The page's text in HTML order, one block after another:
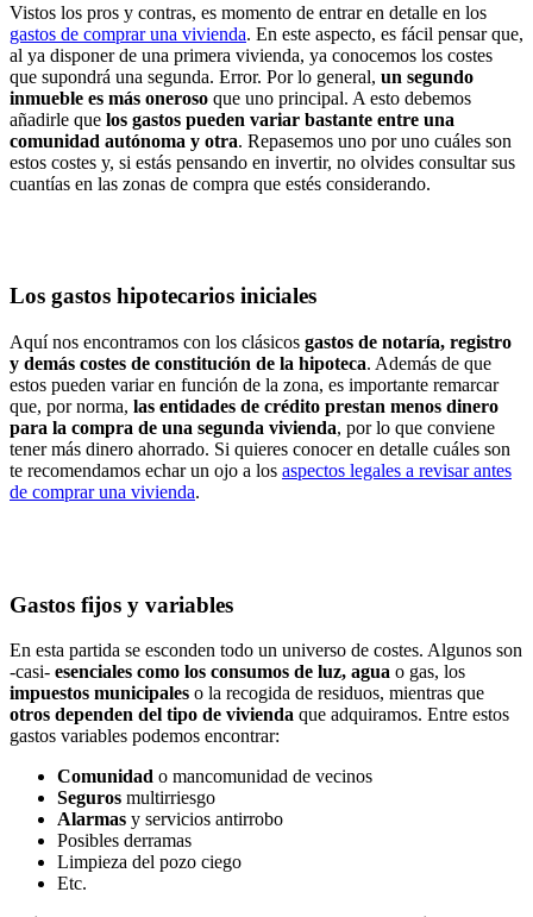
Vistos los pros y contras, es momento de entrar en detalle en los
gastos de comprar una vivienda. En este aspecto, es fácil pensar que,
al ya disponer de una primera vivienda, ya conocemos los costes
que supondrá una segunda. Error. Por lo general, un segundo
inmueble es más oneroso que uno principal. A esto debemos
añadirle que los gastos pueden variar bastante entre una
comunidad autónoma y otra. Repasemos uno por uno cuáles son
estos costes y, si estás pensando en invertir, no olvides consultar sus
cuantías en las zonas de compra que estés considerando.
Los gastos hipotecarios iniciales
Aquí nos encontramos con los clásicos gastos de notaría, registro
y demás costes de constitución de la hipoteca. Además de que
estos pueden variar en función de la zona, es importante remarcar
que, por norma, las entidades de crédito prestan menos dinero
para la compra de una segunda vivienda, por lo que conviene
tener más dinero ahorrado. Si quieres conocer en detalle cuáles son
te recomendamos echar un ojo a los aspectos legales a revisar antes
de comprar una vivienda.
Gastos fijos y variables
En esta partida se esconden todo un universo de costes. Algunos son
-casi- esenciales como los consumos de luz, agua o gas, los
impuestos municipales o la recogida de residuos, mientras que
otros dependen del tipo de vivienda que adquiramos. Entre estos
gastos variables podemos encontrar:
Comunidad o mancomunidad de vecinos
Seguros multirriesgo
Alarmas y servicios antirrobo
Posibles derramas
Limpieza del pozo ciego
Etc.